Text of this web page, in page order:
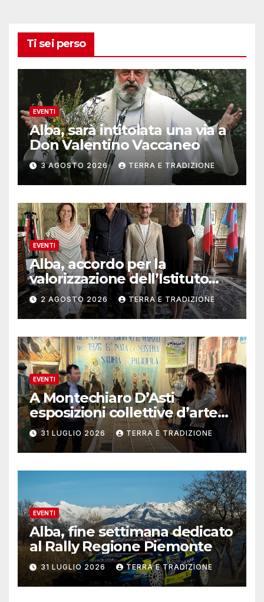
Ti sei perso
EVENTI
Alba, sarà intitolata una via a
Don Valentino Vaccaneo
3 AGOSTO 2026 TERRA E TRADIZIONE
EVENTI
Alba, accordo per la
valorizzazione dell’Istituto
musicale Rocca
2 AGOSTO 2026 TERRA E TRADIZIONE
EVENTI
A Montechiaro D’Asti
esposizioni collettive d’arte
contemporanea
31 LUGLIO 2026 TERRA E TRADIZIONE
EVENTI
Alba, fine settimana dedicato
al Rally Regione Piemonte
31 LUGLIO 2026 TERRA E TRADIZIONE